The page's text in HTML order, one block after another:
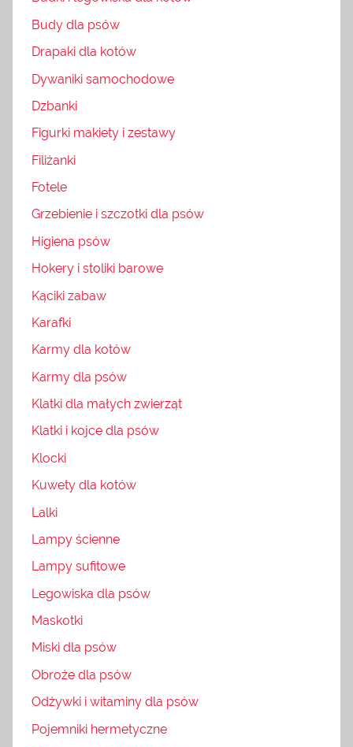
Budy dla psów
Drapaki dla kotów
Dywaniki samochodowe
Dzbanki
Figurki makiety i zestawy
Filiżanki
Fotele
Grzebienie i szczotki dla psów
Higiena psów
Hokery i stoliki barowe
Kąciki zabaw
Karafki
Karmy dla kotów
Karmy dla psów
Klatki dla małych zwierząt
Klatki i kojce dla psów
Klocki
Kuwety dla kotów
Lalki
Lampy ścienne
Lampy sufitowe
Legowiska dla psów
Maskotki
Miski dla psów
Obroże dla psów
Odżywki i witaminy dla psów
Pojemniki hermetyczne